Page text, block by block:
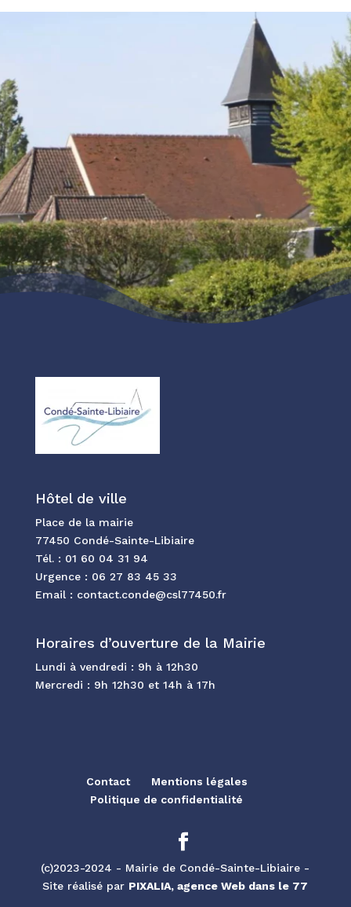
Hôtel de ville
Place de la mairie
77450 Condé-Sainte-Libiaire
Tél. : 01 60 04 31 94
Urgence : 06 27 83 45 33
Email : contact.conde@csl77450.fr
Horaires d’ouverture de la Mairie
Lundi à vendredi : 9h à 12h30
Mercredi : 9h 12h30 et 14h à 17h
Contact
Mentions légales
Politique de confidentialité
(c)2023-2024 - Mairie de Condé-Sainte-Libiaire -
Site réalisé par PIXALIA, agence Web dans le 77